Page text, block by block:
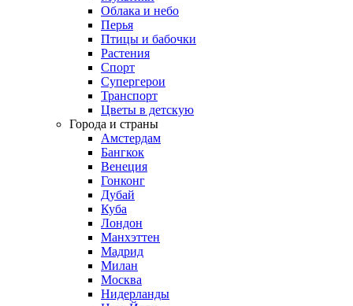
Облака и небо
Перья
Птицы и бабочки
Растения
Спорт
Супергерои
Транспорт
Цветы в детскую
Города и страны
Амстердам
Бангкок
Венеция
Гонконг
Дубай
Куба
Лондон
Манхэттен
Мадрид
Милан
Москва
Нидерланды